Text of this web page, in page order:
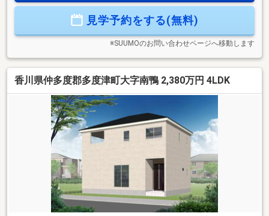
見学予約をする(無料)
※SUUMOのお問い合わせページへ移動します
香川県仲多度郡多度津町大字南鴨 2,380万円 4LDK